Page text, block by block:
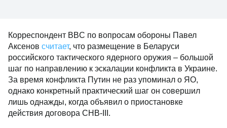
Корреспондент BBC по вопросам обороны Павел
Аксенов считает, что размещение в Беларуси
российского тактического ядерного оружия – большой
шаг по направлению к эскалации конфликта в Украине.
За время конфликта Путин не раз упоминал о ЯО,
однако конкретный практический шаг он совершил
лишь однажды, когда объявил о приостановке
действия договора СНВ-III.